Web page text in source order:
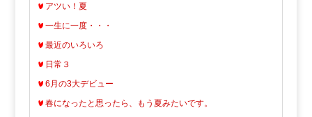
アツい！夏
一生に一度・・・
最近のいろいろ
日常３
6月の3大デビュー
春になったと思ったら、もう夏みたいです。